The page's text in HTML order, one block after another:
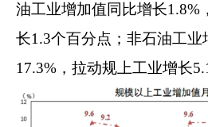
油工业增加值同比增长1.8%
长1.3个百分点 ；非石油工
17.3% ，拉动规上工业增长